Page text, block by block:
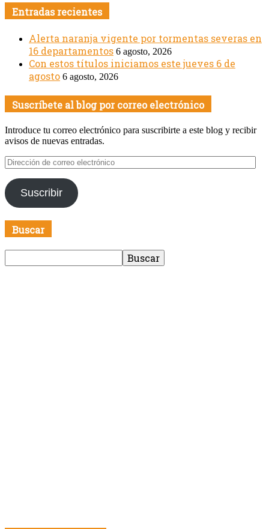
Entradas recientes
Alerta naranja vigente por tormentas severas en
16 departamentos 6 agosto, 2026
Con estos títulos iniciamos este jueves 6 de
agosto 6 agosto, 2026
Suscríbete al blog por correo electrónico
Introduce tu correo electrónico para suscribirte a este blog y recibir
avisos de nuevas entradas.
Dirección
de
correo
electrónico
Suscribir
Buscar